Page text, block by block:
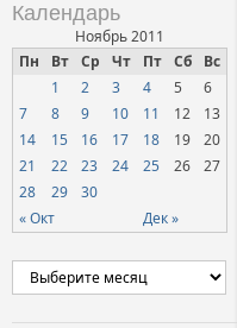
Календарь
Ноябрь 2011
Пн
Вт Ср Чт Пт Сб Вс
« Окт Дек »
1 2 3 4 5
6
7
8 9 10 11 12
13
14
15 16 17 18 19
20
21
22 23 24 25 26
27
28
29 30